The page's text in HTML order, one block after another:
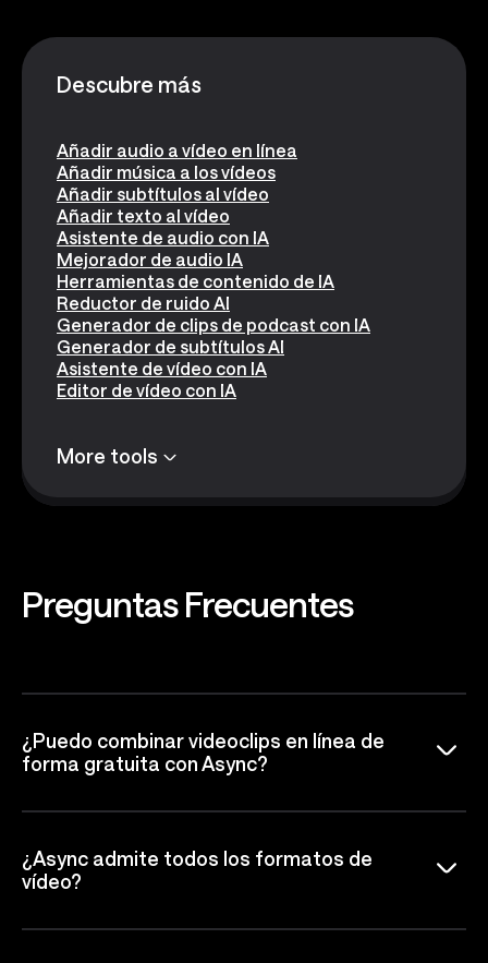
Descubre más
Añadir audio a vídeo en línea
Añadir música a los vídeos
Añadir subtítulos al vídeo
Añadir texto al vídeo
Asistente de audio con IA
Mejorador de audio IA
Herramientas de contenido de IA
Reductor de ruido AI
Generador de clips de podcast con IA
Generador de subtítulos AI
Asistente de vídeo con IA
Editor de vídeo con IA
More tools
PreguntasFrecuentes
¿Puedo combinar videoclips en línea de
forma gratuita con Async?
¿Async admite todos los formatos de
vídeo?